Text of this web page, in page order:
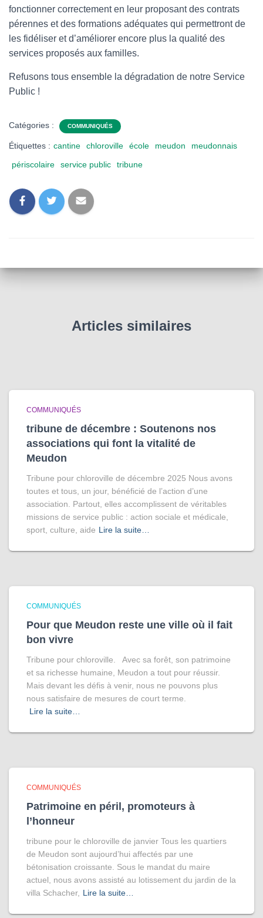
fonctionner correctement en leur proposant des contrats
pérennes et des formations adéquates qui permettront de
les fidéliser et d’améliorer encore plus la qualité des
services proposés aux familles.
Refusons tous ensemble la dégradation de notre Service
Public !
Catégories : COMMUNIQUÉS
Étiquettes : cantine chloroville école meudon
meudonnais
périscolaire
service public tribune
Articles similaires
COMMUNIQUÉS
tribune de décembre : Soutenons nos
associations qui font la vitalité de
Meudon
Tribune pour chloroville de décembre 2025 Nous avons
toutes et tous, un jour, bénéficié de l’action d’une
association. Partout, elles accomplissent de véritables
missions de service public : action sociale et médicale,
sport, culture, aide Lire la suite…
COMMUNIQUÉS
Pour que Meudon reste une ville où il fait
bon vivre
Tribune pour chloroville. Avec sa forêt, son patrimoine
et sa richesse humaine, Meudon a tout pour réussir.
Mais devant les défis à venir, nous ne pouvons plus
nous satisfaire de mesures de court terme.
Lire la suite…
COMMUNIQUÉS
Patrimoine en péril, promoteurs à
l’honneur
tribune pour le chloroville de janvier Tous les quartiers
de Meudon sont aujourd’hui affectés par une
bétonisation croissante. Sous le mandat du maire
actuel, nous avons assisté au lotissement du jardin de la
villa Schacher, Lire la suite…